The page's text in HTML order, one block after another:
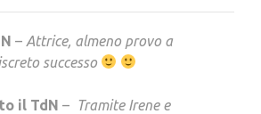
– Attrice, almeno provo a
successo
il TdN –
Tramite Irene e